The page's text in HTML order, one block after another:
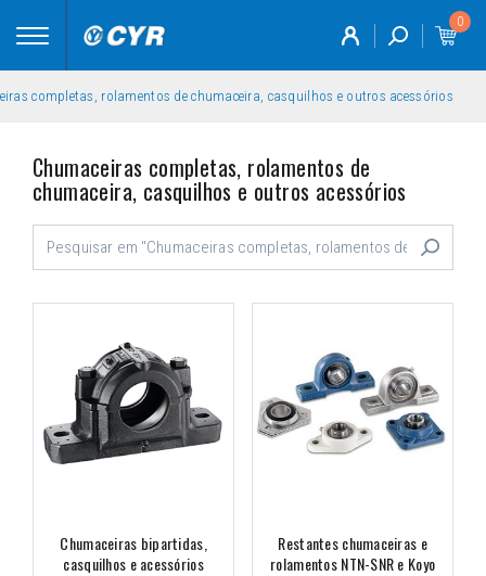
Toggle
0
completas, rolamentos de chumaceira, casquilhos e outros acessórios
Chumaceiras completas, rolamentos de
chumaceira, casquilhos e outros acessórios
Chumaceiras bipartidas,
casquilhos e acessórios
Restantes chumaceiras e
rolamentos NTN-SNR e Koyo